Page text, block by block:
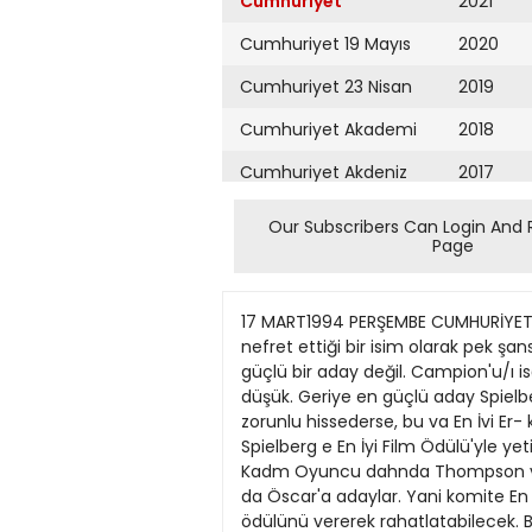
Cumhuriyet 19 Mayıs
Cumhuriyet 23 Nisan
Cumhuriyet Akademi
Cumhuriyet Akdeniz
Cumhuriyet Alışveriş
Cumhuriyet Ankara
Cumhuriyet Büyük
Taaruz
Cumhuriyet
Cumartesi
Cumhuriyet Çevre
2020
2019
2018
2017
2016
2015
2013
2012
2011
2010
2009
Our Subscribers Can Login And
Page
17 MART1994 PERŞEMBE CUMHURİYET SAYFA KULTUR Umulanlarmıyoksasürprizlermi? İyi Yöneımen dahnda Robert Attman, Hollynod'un nefret ettiği bir isim olarak pek şanslı görülmüyor. Ja- mes Ivon, geçen yıl en iyi yönetmen ödülünü aldığı ve de İngiliz olduğu için bu yıl güçlü bir aday değil. Campion'u/ı ise Yeni Zelandalı bir kadm olarak bu- güne kadar kadınlardan esirgenen bu ödülü alma şansı oldukça düşük. Geriye en güçlü aday Spielberg ile Sheridan kalıyorlar. Komite, kendini, en azından bir ödülü "Babam İçin"fılmine verme- ve zorunlu hissederse, bu va En İvi Er- kek Oyımcu ya da En İyi Yönetmen olacak. Öte yandan bugüne dek bir tür- lü Oscarödülüalamayan Spielberg e En İyi Film Ödülü'yle yetinmesi söylenebi- lir. En güçlü aday Spielberg olarak gö- rülüyor ama sürpriz sonuç da çıkabilir. En iyi Kadm Oyuncu dahnda Thompson ve Hunter ın ilginç bir konu- mu var; her ikisi de aynı zamanda En İyi Yardımcı Kadm Oyuncu dalında da Öscar'a adaylar. Yani komite En İyi Kadm Oyuncu Oscarı'nı birinden esir- gediği takdirde, vicdanım En İyi Yar- dımcı Kadm Ovuncu ödülünü vererek rahatlatabilecek. Bu teselli ödülünü bü- yük olasılıkla Enuna Thompson ala- cak. Debra VVinger'a da ancak bu çe- kişmede aradan sıyrılıp Oscar 'ı kapabi- lecek bir aday olarak bakılıyor. Yine de en güçlüaday Holly Hunter görülüyor. En çekişmeli geçecek kategorilerden hiri olan En iyi Erkek Oyuncu yarışı- nda Hopkins daha önce iki kez Oscar ı almış bir İngiliz olarak bu yıl biraz geri planda kalabilir. HollyHood'un ilk AIDS fılmi "Philaddphia'>™ önemli ödüller içinde bir tek bu dalda aday ol- rnası Tom Hanks'ı yarışta ön plana çı- karıyor. Ancak "Babam İçin'V en iyi yönetmen veya film ödülü verilmezse, gerçekten kusursuz bir oyuncuhık sergileyen DanieJ Day-Lewis in şansı artıyor. Yine de başka bir sürpriz olabi- lir, komite Oscar 'ları dağıtmak yerine çoğunluğunu "SchimUer'in Listesi"/K> vermeve karar verise. Ijam Neeson da güçlü bir aday konunmna gelebilir. Şimdilik en şanslı aday Tom Hanks. En İyi Yardımcı Oyuncu kategori- lerinin seçimlerinigenellikle diğer kate- gorilerdeki seçimler belirlıvor. Oscar- larm çoğunun tek birjilmde toplanması veya bazı güçlü aday fılmlere hiç ödül gitmemesidurumundayardımcı oyuncu ödülleri teselli yerine geçiyor ya da ödüllere çeşiı katma işlevi görüyorlar. En İyi Yardımcı Kadm Oyuncu katego- risinde Aıma Paquin // yaşmda böyle- sine bir oyunculuk gerçekleştirdiği için Oscar törenine sevimlilik katacak bir aday. Ancak Emma Thompson "Giin- den Kalanlar" ile En İyi Kadm Oyuncu seçümezse, en azından bu ödülü alacak. Aynı şey Hunter'f» "Piyano" ile En iyi Kadm Oyuncu